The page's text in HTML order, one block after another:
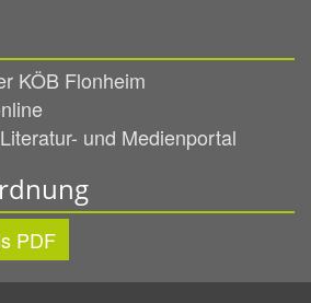
KÖB Flonheim
und Medienportal
PDF